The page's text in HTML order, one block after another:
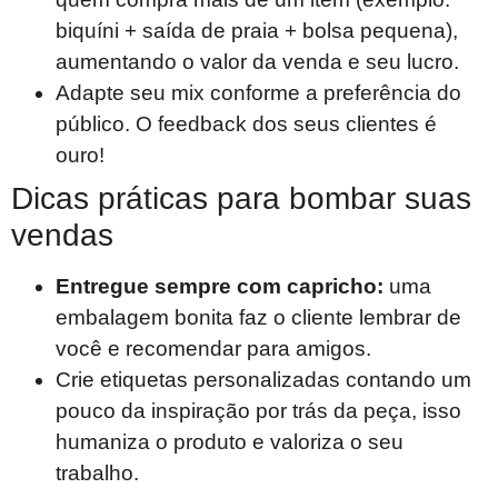
biquíni + saída de praia + bolsa pequena),
aumentando o valor da venda e seu lucro.
Adapte seu mix conforme a preferência do
público. O feedback dos seus clientes é
ouro!
Dicas práticas para bombar suas
vendas
Entregue sempre com capricho: uma
embalagem bonita faz o cliente lembrar de
você e recomendar para amigos.
Crie etiquetas personalizadas contando um
pouco da inspiração por trás da peça, isso
humaniza o produto e valoriza o seu
trabalho.